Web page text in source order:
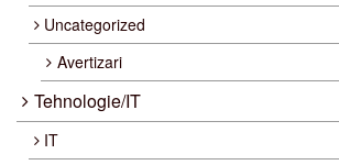
Uncategorized
Avertizari
Tehnologie/IT
IT